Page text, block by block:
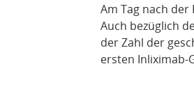
Am Tag nach
Auch bezüglich
der Zahl der
ersten Inliximab-